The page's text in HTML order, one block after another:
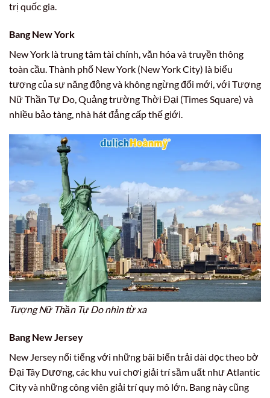
trị quốc gia.
Bang New York
New York là trung tâm tài chính, văn hóa và truyền thông
toàn cầu. Thành phố New York (New York City) là biểu
tượng của sự năng động và không ngừng đổi mới, với Tượng
Nữ Thần Tự Do, Quảng trường Thời Đại (Times Square) và
nhiều bảo tàng, nhà hát đẳng cấp thế giới.
Tượng Nữ Thần Tự Do nhìn từ xa
Bang New Jersey
New Jersey nổi tiếng với những bãi biển trải dài dọc theo bờ
Đại Tây Dương, các khu vui chơi giải trí sầm uất như Atlantic
City và những công viên giải trí quy mô lớn. Bang này cũng